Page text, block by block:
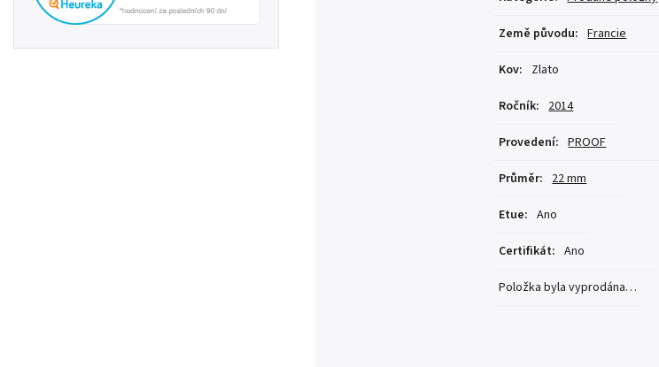
Země původu: Francie
Kov: Zlato
Ročník: 2014
Provedení: PROOF
Průměr: 22 mm
Etue: Ano
Certifikát: Ano
Položka byla vyprodána…